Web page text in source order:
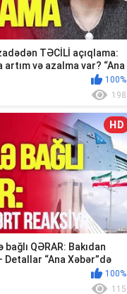
TƏCİLİ açıqlama:
artım və azalma var? “Ana
100%
198
HD
QƏRAR: Bakıdan
Detallar “Ana Xəbər”də
100%
115